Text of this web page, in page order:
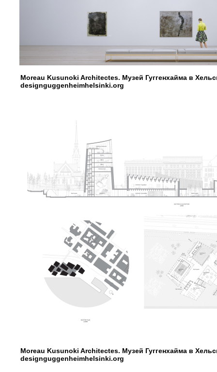
Moreau Kusunoki Architectes. Музей Гуггенхайма в
designguggenheimhelsinki.org
Moreau Kusunoki Architectes. Музей Гуггенхайма в
designguggenheimhelsinki.org